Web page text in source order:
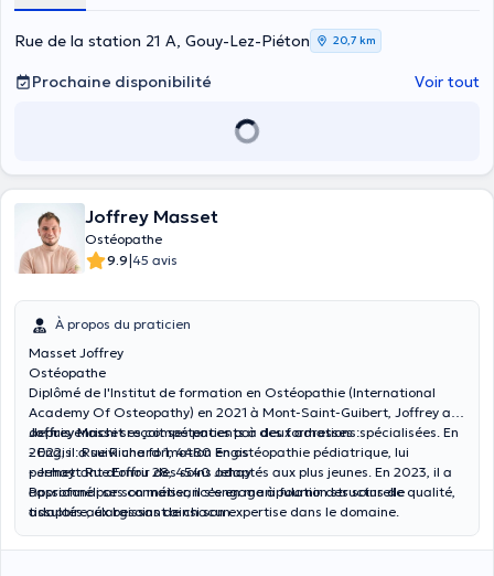
Rue de la station 21 A, Gouy-Lez-Piéton 20,7 km
Prochaine disponibilité Voir tout
Joffrey Masset
Ostéopathe
9.9|45 avis
À propos du praticien
Masset Joffrey
Ostéopathe
Diplômé de l'Institut de formation en Ostéopathie (International
Academy Of Osteopathy) en 2021 à Mont-Saint-Guibert, Joffrey a
depuis enrichi ses compétences par des formations spécialisées. En
2022, il a suivi une formation en ostéopathie pédiatrique, lui
permettant d'offrir des soins adaptés aux plus jeunes. En 2023, il a
approfondi ses connaissances en manipulation structurelle
tissulaire, élargissant ainsi son expertise dans le domaine.
Joffrey Massetreçoit ses patients à deux adresses :
- Engis : Rue Richard 1, 4480 Engis
- Jehay : Rue Ernou 28, 4540 Jehay
Passionné par son métier, il s'engage à fournir des soins de qualité,
adaptés aux besoins de chacun.